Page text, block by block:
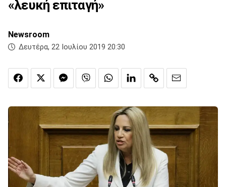
«λευκή επιταγή»
Newsroom
Δευτέρα, 22 Ιουλίου 2019 20:30